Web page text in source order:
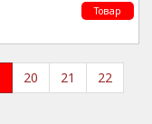
Товар
20 21
22